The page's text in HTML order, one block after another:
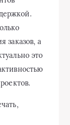
заказов, а
это